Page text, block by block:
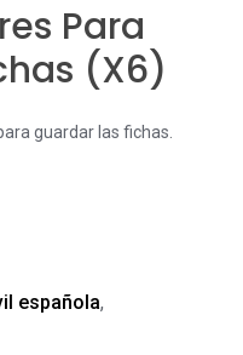
Para
(x6)
guardar las fichas.
española,